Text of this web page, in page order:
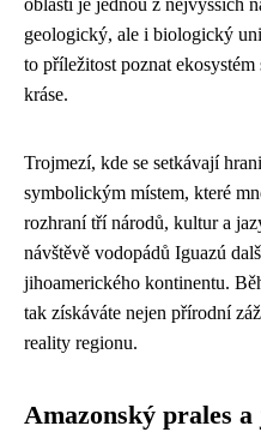
oblasti je jednou z nejvyšších
geologický, ale i biologický
to příležitost poznat
kráse.
Trojmezí, kde se setkávají
symbolickým místem, které
rozhraní tří národů, kultur a
návštěvě vodopádů Iguazú
jihoamerického kontinentu.
tak získáváte nejen přírodní
reality regionu.
Amazonský prales